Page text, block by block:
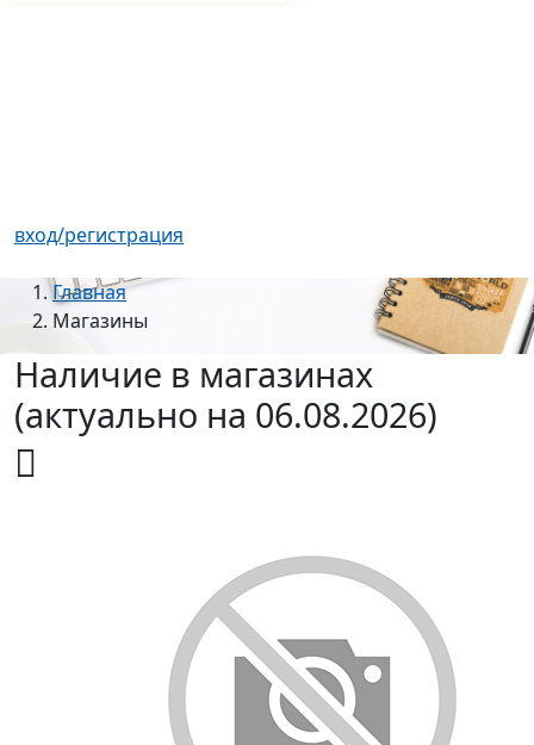
вход/регистрация
Главная
Магазины
Наличие в магазинах
(актуально на 06.08.2026)